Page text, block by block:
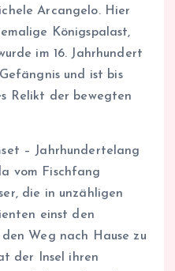
Arcangelo. Hier
Königspalast,
im 16. Jahrhundert
und ist bis
Relikt der bewegten
– Jahrhundertelang
vom Fischfang
die in unzähligen
einst den
Weg nach Hause zu
der Insel ihren